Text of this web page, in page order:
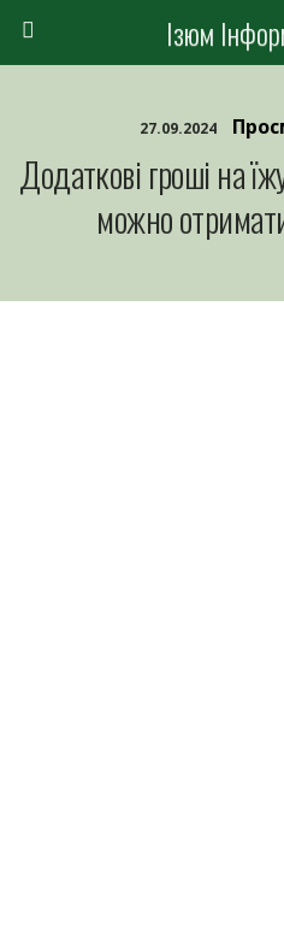
Ізюм
27.09.2024
Додаткові гроші на
можно